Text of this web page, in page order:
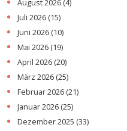
August 2026 (4)
Juli 2026 (15)
Juni 2026 (10)
Mai 2026 (19)
April 2026 (20)
März 2026 (25)
Februar 2026 (21)
Januar 2026 (25)
Dezember 2025 (33)